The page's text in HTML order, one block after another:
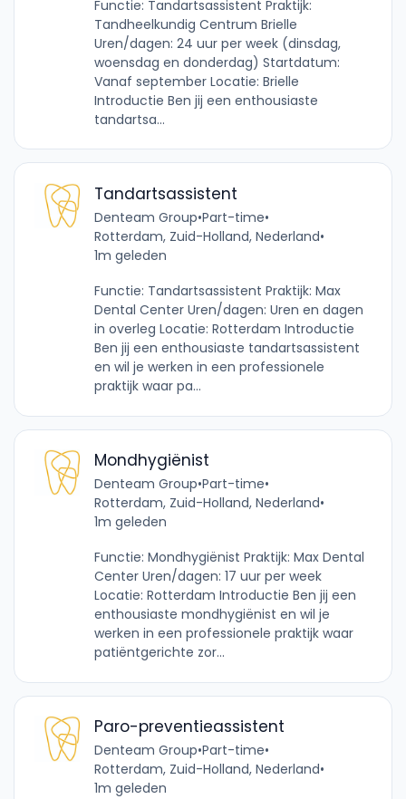
Functie: Tandartsassistent Praktijk:
Tandheelkundig Centrum Brielle
Uren/dagen: 24 uur per week (dinsdag,
woensdag en donderdag) Startdatum:
Vanaf september Locatie: Brielle
Introductie Ben jij een enthousiaste
tandartsa...
Tandartsassistent
Denteam Group•Part-time•
Rotterdam, Zuid-Holland, Nederland•
1m geleden
Functie: Tandartsassistent Praktijk: Max
Dental Center Uren/dagen: Uren en dagen
in overleg Locatie: Rotterdam Introductie
Ben jij een enthousiaste tandartsassistent
en wil je werken in een professionele
praktijk waar pa...
Mondhygiënist
Denteam Group•Part-time•
Rotterdam, Zuid-Holland, Nederland•
1m geleden
Functie: Mondhygiënist Praktijk: Max Dental
Center Uren/dagen: 17 uur per week
Locatie: Rotterdam Introductie Ben jij een
enthousiaste mondhygiënist en wil je
werken in een professionele praktijk waar
patiëntgerichte zor...
Paro-preventieassistent
Denteam Group•Part-time•
Rotterdam, Zuid-Holland, Nederland•
1m geleden